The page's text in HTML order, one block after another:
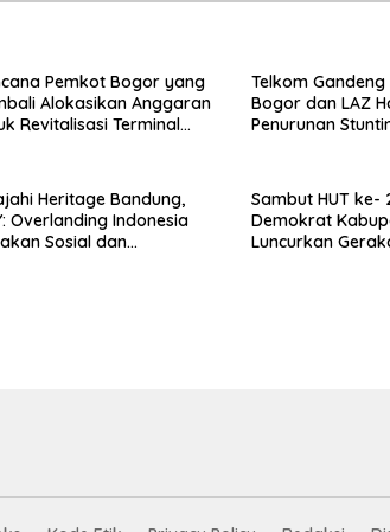
Pemkot Bogor yang
Alokasikan Anggaran
Revitalisasi Terminal
Telkom
Bogor dan LAZ
Penurunan
Heritage Bandung,
Overlanding Indonesia
Sosial dan
Sambut HUT ke-
Demokrat
Luncurkan